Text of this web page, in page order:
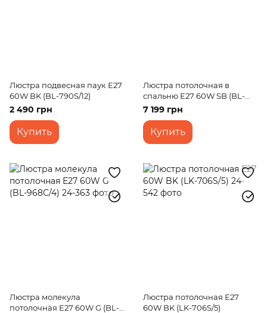
Люстра подвесная паук Е27
60W BK (BL-790S/12)
2 490 грн
Купить
Люстра потолочная в
спальню E27 60W SB (BL-
948C/5)
7 199 грн
Купить
Люстра молекула
потолочная E27 60W G (BL-
Люстра потолочная E27
60W BK (LK-706S/5)